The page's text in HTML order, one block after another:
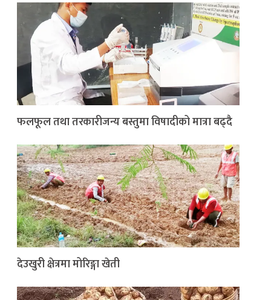
फलफूल तथा तरकारीजन्य बस्तुमा विषादीको मात्रा बढ्दै
देउखुरी क्षेत्रमा मोरिङ्गा खेती